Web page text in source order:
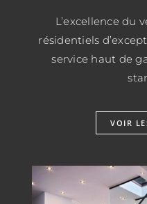
L’excellence du
résidentiels
service haut de